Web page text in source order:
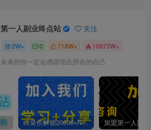
第一人副业终点站 关注
2W+ 0 718W+ 10973W+
未来的你一定会感谢现在拼命的自己
你还在到处找项目？还在当韭菜？我靠卖项目一个月收入5万+，曾经我也是个失败者。 白菜价解锁20000+N个赚钱机会，加入第一人副业终点站会员，全站资源免费学习。